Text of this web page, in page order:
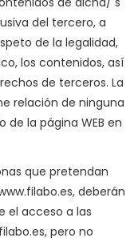
del tercero, a
de la legalidad,
los contenidos, así
de terceros. La
relación de ninguna
de la página WEB en
que pretendan
deberán
el acceso a las
pero no